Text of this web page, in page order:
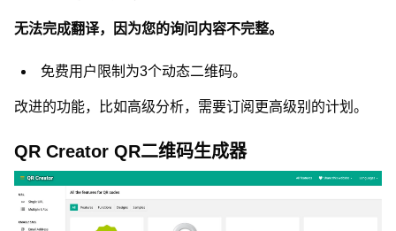
无法完成翻译，因为您的询问内容不完整。
免费用户限制为3个动态二维码。
改进的功能，比如高级分析，需要订阅更高级别的计划。
QR Creator QR二维码生成器